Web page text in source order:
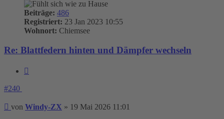
Beiträge: 486
Registriert: 23 Jan 2023 10:55
Wohnort: Chiemsee
Re: Blattfedern hinten und Dämpfer wechseln
#240
Beitrag
von Windy-ZX » 19 Mai 2026 11:01